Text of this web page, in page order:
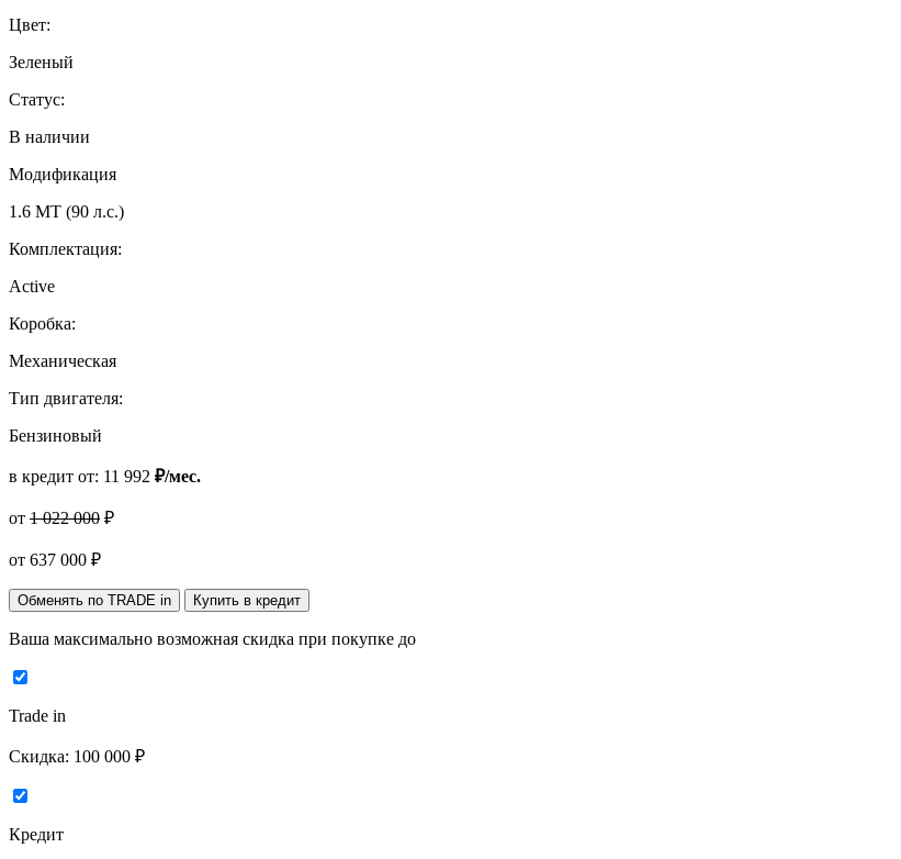
Цвет:
Зеленый
Статус:
В наличии
Модификация
1.6 MT (90 л.с.)
Комплектация:
Active
Коробка:
Механическая
Тип двигателя:
Бензиновый
в кредит от: 11 992 ₽/мес.
от 1 022 000 ₽
от 637 000 ₽
Обменять по TRADE in Купить в кредит
Ваша максимально возможная скидка при покупке до
Trade in
Скидка: 100 000 ₽
Кредит